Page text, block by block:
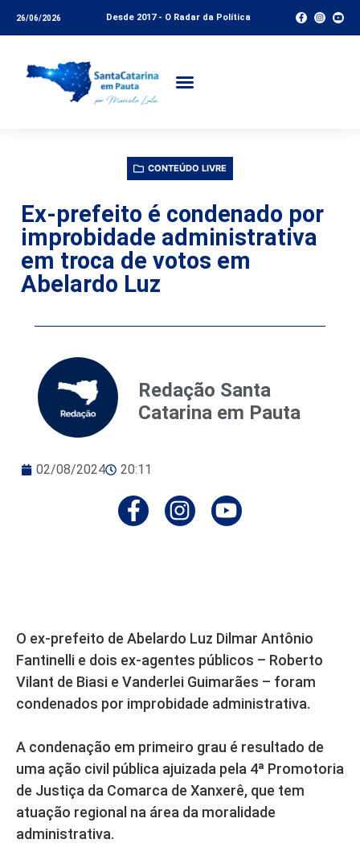
26/06/2026 Desde 2017 - O Radar da Política
CONTEÚDO LIVRE
Ex-prefeito é condenado por
improbidade administrativa
em troca de votos em
Abelardo Luz
Redação Santa
Catarina em Pauta
02/08/2024 20:11
O ex-prefeito de Abelardo Luz Dilmar Antônio
Fantinelli e dois ex-agentes públicos – Roberto
Vilant de Biasi e Vanderlei Guimarães – foram
condenados por improbidade administrativa.
A condenação em primeiro grau é resultado de
uma ação civil pública ajuizada pela 4ª Promotoria
de Justiça da Comarca de Xanxerê, que tem
atuação regional na área da moralidade
administrativa.